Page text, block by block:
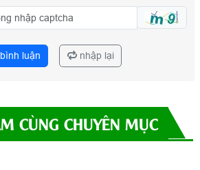
luận nhập lại
CÙNG CHUYÊN MỤC